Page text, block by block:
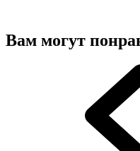
Вам могут